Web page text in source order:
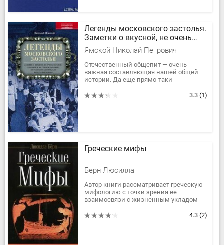
Легенды московского застолья.
Заметки о вкусной, не очень
вкусной, здоровой и не совсем
здоровой, но все равно
удивительно интересной жизни
Ямской Николай Петрович
Отечественный общепит — очень
важная составляющая нашей общей
истории. Да еще прямо-таки
цитатами, всевозможными
3.3 (1)
Греческие мифы
Берн Люсилла
Автор книги рассматривает греческую
мифологию с точки зрения ее
взаимосвязи с жизненным укладом
времен, а также ее влияния на
4.3 (2)